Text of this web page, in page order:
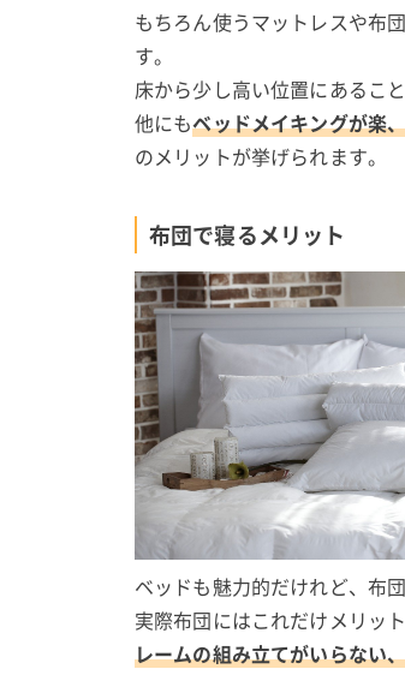
もちろん使うマットレスや布
す。
床から少し高い位置にあるこ
他にもベッドメイキングが楽
のメリットが挙げられます。
布団で寝るメリット
ベッドも魅力的だけれど、布
実際布団にはこれだけメリッ
レームの組み立てがいらない